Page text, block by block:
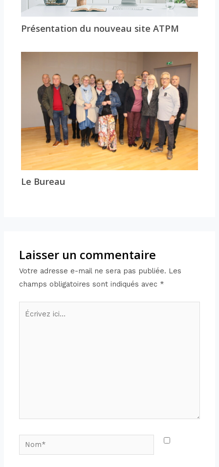
Présentation du nouveau site ATPM
Le Bureau
Laisser un commentaire
Votre adresse e-mail ne sera pas publiée. Les
champs obligatoires sont indiqués avec *